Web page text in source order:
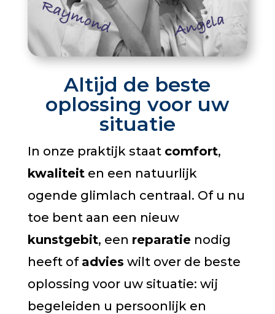
Altijd de beste
oplossing voor uw
situatie
In onze praktijk staat comfort,
kwaliteiten een natuurlijk
ogende glimlach centraal. Of u nu
toe bent aan een nieuw
kunstgebit, een reparatienodig
heeft of advies wilt over de beste
oplossing voor uw situatie: wij
begeleiden u persoonlijk en